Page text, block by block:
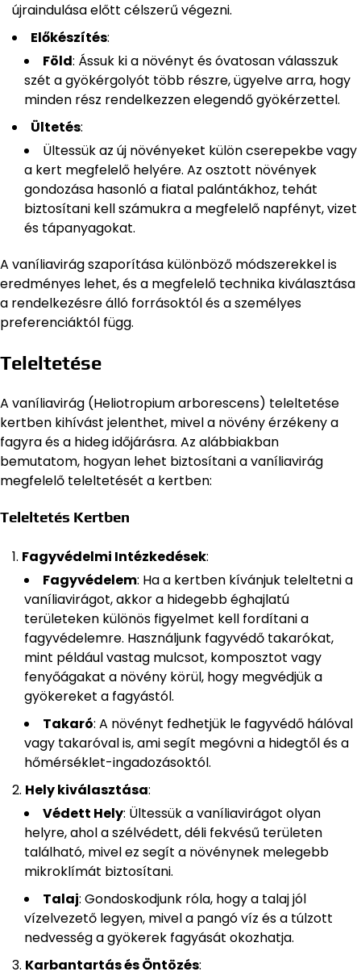
újraindulása előtt célszerű végezni.
Előkészítés:
Föld: Ássuk ki a növényt és óvatosan válasszuk
szét a gyökérgolyót több részre, ügyelve arra, hogy
minden rész rendelkezzen elegendő gyökérzettel.
Ültetés:
Ültessük az új növényeket külön cserepekbe vagy
a kert megfelelő helyére. Az osztott növények
gondozása hasonló a fiatal palántákhoz, tehát
biztosítani kell számukra a megfelelő napfényt, vizet
és tápanyagokat.
A vaníliavirág szaporítása különböző módszerekkel is
eredményes lehet, és a megfelelő technika kiválasztása
a rendelkezésre álló forrásoktól és a személyes
preferenciáktól függ.
Teleltetése
A vaníliavirág (Heliotropium arborescens) teleltetése
kertben kihívást jelenthet, mivel a növény érzékeny a
fagyra és a hideg időjárásra. Az alábbiakban
bemutatom, hogyan lehet biztosítani a vaníliavirág
megfelelő teleltetését a kertben:
Teleltetés Kertben
Fagyvédelmi Intézkedések:
Fagyvédelem: Ha a kertben kívánjuk teleltetni a
vaníliavirágot, akkor a hidegebb éghajlatú
területeken különös figyelmet kell fordítani a
fagyvédelemre. Használjunk fagyvédő takarókat,
mint például vastag mulcsot, komposztot vagy
fenyőágakat a növény körül, hogy megvédjük a
gyökereket a fagyástól.
Takaró: A növényt fedhetjük le fagyvédő hálóval
vagy takaróval is, ami segít megóvni a hidegtől és a
hőmérséklet-ingadozásoktól.
Hely kiválasztása:
Védett Hely: Ültessük a vaníliavirágot olyan
helyre, ahol a szélvédett, déli fekvésű területen
található, mivel ez segít a növénynek melegebb
mikroklímát biztosítani.
Talaj: Gondoskodjunk róla, hogy a talaj jól
vízelvezető legyen, mivel a pangó víz és a túlzott
nedvesség a gyökerek fagyását okozhatja.
Karbantartás és Öntözés: